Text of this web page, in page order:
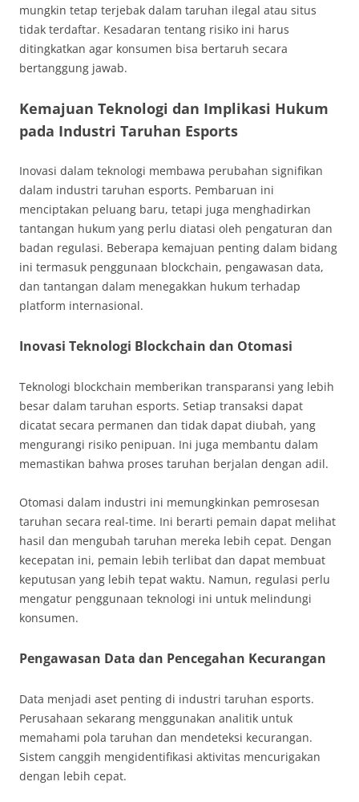
mungkin tetap terjebak dalam taruhan ilegal atau situs
tidak terdaftar. Kesadaran tentang risiko ini harus
ditingkatkan agar konsumen bisa bertaruh secara
bertanggung jawab.
Kemajuan Teknologi dan Implikasi Hukum
pada Industri Taruhan Esports
Inovasi dalam teknologi membawa perubahan signifikan
dalam industri taruhan esports. Pembaruan ini
menciptakan peluang baru, tetapi juga menghadirkan
tantangan hukum yang perlu diatasi oleh pengaturan dan
badan regulasi. Beberapa kemajuan penting dalam bidang
ini termasuk penggunaan blockchain, pengawasan data,
dan tantangan dalam menegakkan hukum terhadap
platform internasional.
Inovasi Teknologi Blockchain dan Otomasi
Teknologi blockchain memberikan transparansi yang lebih
besar dalam taruhan esports. Setiap transaksi dapat
dicatat secara permanen dan tidak dapat diubah, yang
mengurangi risiko penipuan. Ini juga membantu dalam
memastikan bahwa proses taruhan berjalan dengan adil.
Otomasi dalam industri ini memungkinkan pemrosesan
taruhan secara real-time. Ini berarti pemain dapat melihat
hasil dan mengubah taruhan mereka lebih cepat. Dengan
kecepatan ini, pemain lebih terlibat dan dapat membuat
keputusan yang lebih tepat waktu. Namun, regulasi perlu
mengatur penggunaan teknologi ini untuk melindungi
konsumen.
Pengawasan Data dan Pencegahan Kecurangan
Data menjadi aset penting di industri taruhan esports.
Perusahaan sekarang menggunakan analitik untuk
memahami pola taruhan dan mendeteksi kecurangan.
Sistem canggih mengidentifikasi aktivitas mencurigakan
dengan lebih cepat.